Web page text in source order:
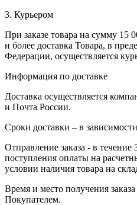
3. Курьером
При заказе товара на сумму 15
и более доставка Товара, в
Федерации, осуществляется
Информация по доставке
Доставка осуществляется
и Почта России.
Сроки доставки – в
Отправление заказа - в
поступления оплаты на
условии наличия товара на
Время и место получения
Покупателем.